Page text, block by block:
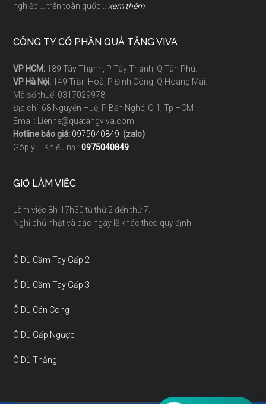
nghiệp,… trên toàn quốc…. xem thêm
CÔNG TY CỔ PHẦN QUÀ TẶNG VIVA
VP HCM: 189 Tây Thạnh, P Tây Thạnh, Q Tân Phú.
VP Hà Nội: 149 Trần Hoà, P Định Công, Q Hoàng Mai.
Mã số thuế: 0317029978
Địa chỉ: 68 Nguyễn Huệ, P Bến Nghé, Q 1, Tp HCM
Email: Lienhe@quatangviva.com
Hotline báo giá: 0975040849 (zalo)
Góp ý – Khiếu nại:0975040849
GIỜ LÀM VIỆC
Làm việc 8h-17h30 từ thứ 2 đến thứ 7.
Nghỉ chủ nhật và các ngày lễ khác theo quy định.
Ô Dù Cầm Tay Gấp 2
Ô Dù Cầm Tay Gấp 3
Ô Dù Cán Cong
Ô Dù Gấp Ngược
Ô Dù Thẳng